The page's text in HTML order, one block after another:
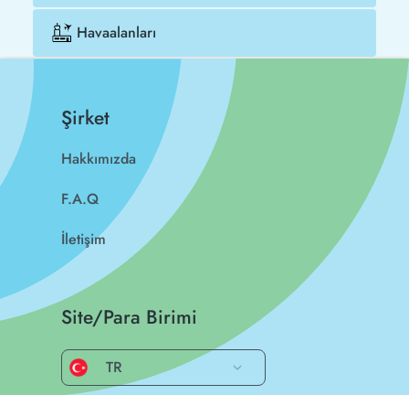
Havaalanları
Şirket
Hakkımızda
F.A.Q
İletişim
Site/Para Birimi
TR